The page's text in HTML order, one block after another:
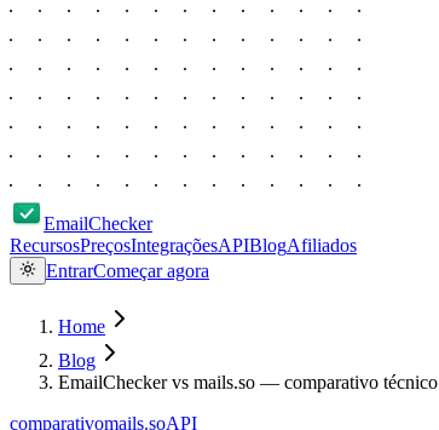
EmailChecker
RecursosPreçosIntegraçõesAPIBlogAfiliados
EntrarComeçar agora
Home
Blog
EmailChecker vs mails.so — comparativo técnico
comparativomails.soAPI